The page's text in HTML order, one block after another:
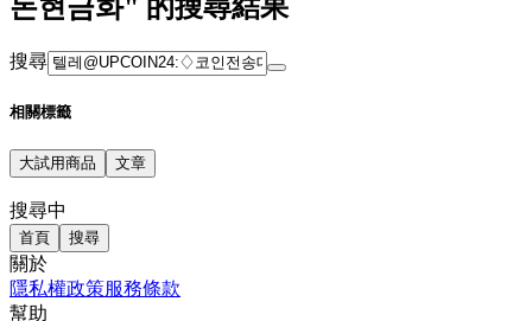
돈현금화" 的搜尋結果
搜尋
相關標籤
大試用商品 文章
搜尋中
首頁 搜尋
關於
隱私權政策服務條款
幫助